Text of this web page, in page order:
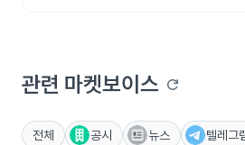
관련 마켓보이스 refresh
전체 공시 뉴스 텔레그